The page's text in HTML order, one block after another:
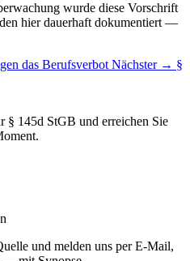
wurde diese Vorschrift
hier dauerhaft dokumentiert —
das Berufsverbot Nächster → §
§ 145d StGB und erreichen Sie
und melden uns per E-Mail,